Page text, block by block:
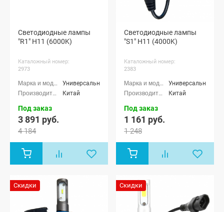
Светодиодные лампы
"R1" H11 (6000K)
Каталожный номер:
2973
Универсальные
Китай
Под заказ
3 891 руб.
4 184
Светодиодные лампы
"S1" H11 (4000K)
Каталожный номер:
2383
Универсальные
Китай
Под заказ
1 161 руб.
1 248
Скидки Скидки